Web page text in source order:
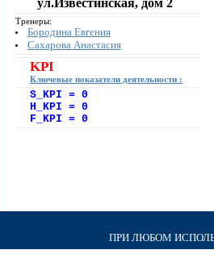
Тренеры:
Бородина Евгения
Сахарова Анастасия
KPI
Ключевые показатели деятельности :
S_KPI = 0
H_KPI = 0
F_KPI = 0
ПРИ ЛЮБОМ